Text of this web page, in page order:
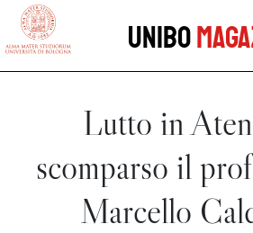
vai al contenuto della pagina
Unibo
Lutto in
scomparso il
Marcello